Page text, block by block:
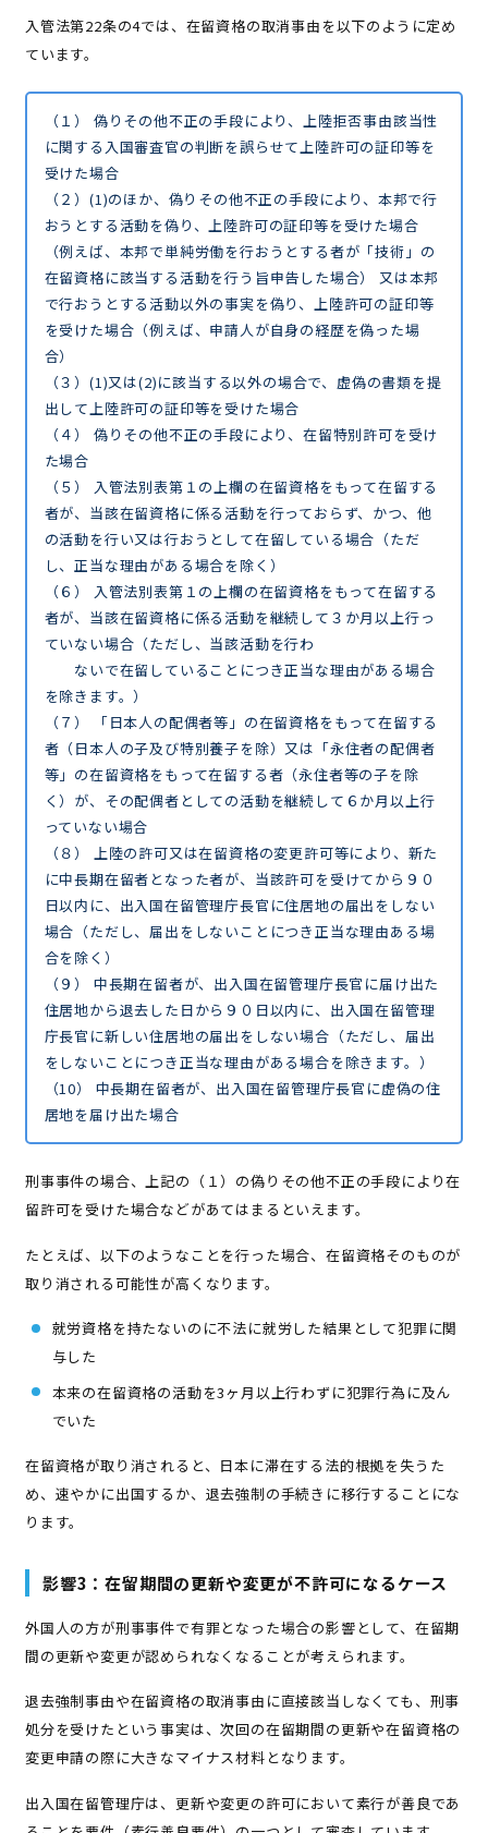
入管法第22条の4では、在留資格の取消事由を以下のように定め
ています。
（１） 偽りその他不正の手段により、上陸拒否事由該当性
に関する入国審査官の判断を誤らせて上陸許可の証印等を
受けた場合
（２）(1)のほか、偽りその他不正の手段により、本邦で行
おうとする活動を偽り、上陸許可の証印等を受けた場合
（例えば、本邦で単純労働を行おうとする者が「技術」の
在留資格に該当する活動を行う旨申告した場合） 又は本邦
で行おうとする活動以外の事実を偽り、上陸許可の証印等
を受けた場合（例えば、申請人が自身の経歴を偽った場
合）
（３）(1)又は(2)に該当する以外の場合で、虚偽の書類を提
出して上陸許可の証印等を受けた場合
（４） 偽りその他不正の手段により、在留特別許可を受け
た場合
（５） 入管法別表第１の上欄の在留資格をもって在留する
者が、当該在留資格に係る活動を行っておらず、かつ、他
の活動を行い又は行おうとして在留している場合（ただ
し、正当な理由がある場合を除く）
（６） 入管法別表第１の上欄の在留資格をもって在留する
者が、当該在留資格に係る活動を継続して３か月以上行っ
ていない場合（ただし、当該活動を行わ
ないで在留していることにつき正当な理由がある場合
を除きます。）
（７） 「日本人の配偶者等」の在留資格をもって在留する
者（日本人の子及び特別養子を除）又は「永住者の配偶者
等」の在留資格をもって在留する者（永住者等の子を除
く）が、その配偶者としての活動を継続して６か月以上行
っていない場合
（８） 上陸の許可又は在留資格の変更許可等により、新た
に中長期在留者となった者が、当該許可を受けてから９０
日以内に、出入国在留管理庁長官に住居地の届出をしない
場合（ただし、届出をしないことにつき正当な理由ある場
合を除く）
（９） 中長期在留者が、出入国在留管理庁長官に届け出た
住居地から退去した日から９０日以内に、出入国在留管理
庁長官に新しい住居地の届出をしない場合（ただし、届出
をしないことにつき正当な理由がある場合を除きます。）
（10） 中長期在留者が、出入国在留管理庁長官に虚偽の住
居地を届け出た場合
刑事事件の場合、上記の（１）の偽りその他不正の手段により在
留許可を受けた場合などがあてはまるといえます。
たとえば、以下のようなことを行った場合、在留資格そのものが
取り消される可能性が高くなります。
就労資格を持たないのに不法に就労した結果として犯罪に関
与した
本来の在留資格の活動を3ヶ月以上行わずに犯罪行為に及ん
でいた
在留資格が取り消されると、日本に滞在する法的根拠を失うた
め、速やかに出国するか、退去強制の手続きに移行することにな
ります。
影響3：在留期間の更新や変更が不許可になるケース
外国人の方が刑事事件で有罪となった場合の影響として、在留期
間の更新や変更が認められなくなることが考えられます。
退去強制事由や在留資格の取消事由に直接該当しなくても、刑事
処分を受けたという事実は、次回の在留期間の更新や在留資格の
変更申請の際に大きなマイナス材料となります。
出入国在留管理庁は、更新や変更の許可において素行が善良であ